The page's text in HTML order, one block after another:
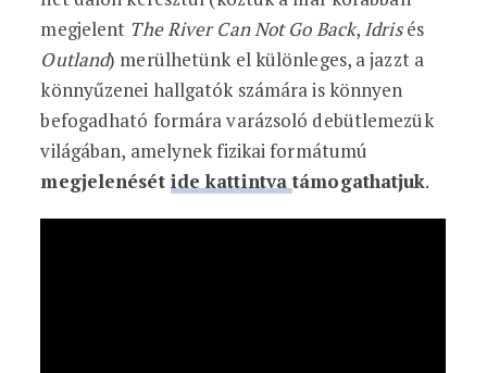
megjelent The River Can Not Go Back, Idrisés
Outland) merülhetünk el különleges, a jazzt a
könnyűzenei hallgatók számára is könnyen
befogadható formára varázsoló debütlemezük
világában, amelynek fizikai formátumú
megjelenését ide kattintvatámogathatjuk.